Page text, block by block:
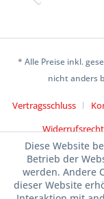
* Alle Preise inkl.
nicht anders
Vertragsschluss
Widerrufsrecht
Diese Website
Betrieb der
werden. Andere
dieser Website